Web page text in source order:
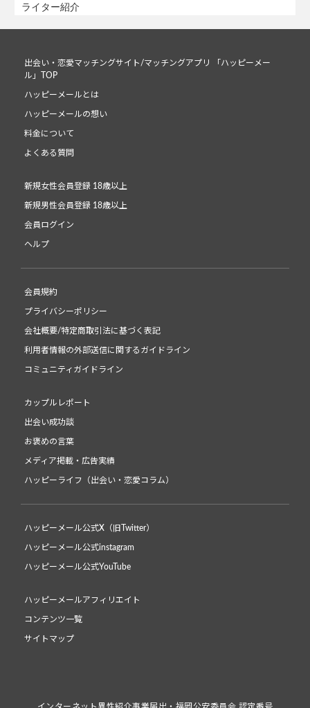
ライター紹介
出会い・恋愛マッチングサイト/マッチングアプリ 「ハッピーメー
ル」TOP
ハッピーメールとは
ハッピーメールの想い
料金について
よくある質問
新規女性会員登録 18歳以上
新規男性会員登録 18歳以上
会員ログイン
ヘルプ
会員規約
プライバシーポリシー
会社概要/特定商取引法に基づく表記
利用者情報の外部送信に関するガイドライン
コミュニティガイドライン
カップルレポート
出会い成功談
お褒めの言葉
メディア掲載・広告実績
ハッピーライフ（出会い・恋愛コラム）
ハッピーメール公式X（旧Twitter）
ハッピーメール公式instagram
ハッピーメール公式YouTube
ハッピーメールアフィリエイト
コンテンツ一覧
サイトマップ